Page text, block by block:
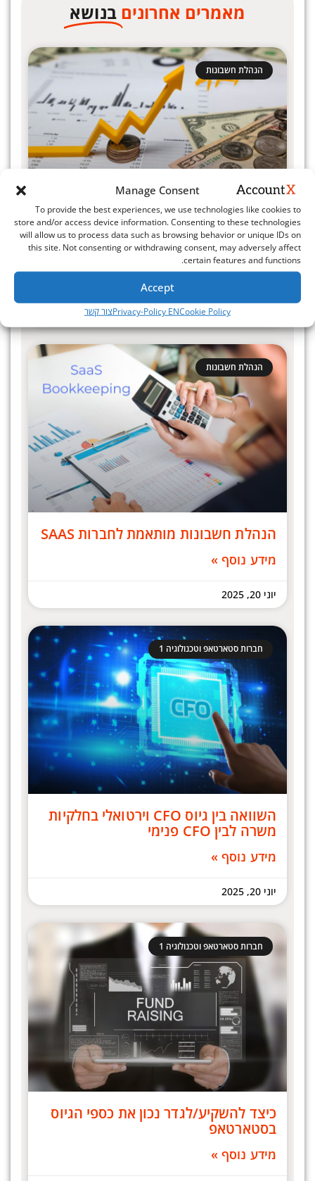
Manage Consent
To provide the best experiences, we use technologies like cookies to
store and/or access device information. Consenting to these technologies
will allow us to process data such as browsing behavior or unique IDs on
this site. Not consenting or withdrawing consent, may adversely affect
certain features and functions.
Accept
Cookie Policy
Privacy-Policy ENצור קשר
מאמרים אחרונים בנושא
הנהלת חשבונות
ARR – מדוע זהו המדד הכי חשוב בעולם
ה-SAAS?
הנהלת חשבונות
הנהלת חשבונות מותאמת לחברות SAAS
מידע נוסף »
יוני 20, 2025
חברות סטארטאפ וטכנולוגיה 1
השוואה בין גיוס CFO וירטואלי בחלקיות
משרה לבין CFO פנימי
מידע נוסף »
יוני 20, 2025
חברות סטארטאפ וטכנולוגיה 1
כיצד להשקיע/לגדר נכון את כספי הגיוס
בסטארטאפ
מידע נוסף »